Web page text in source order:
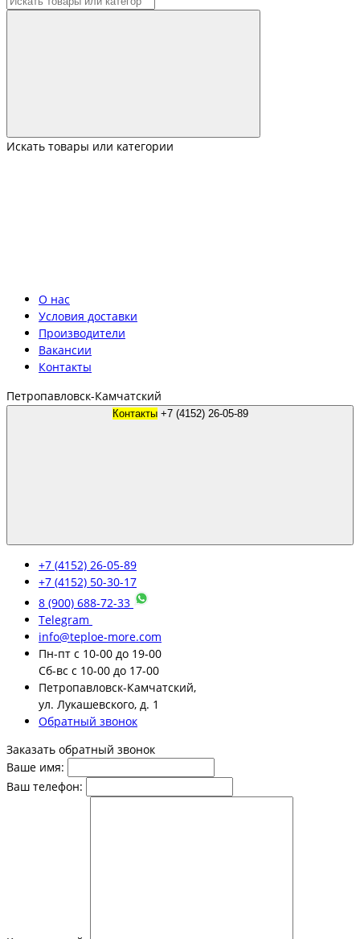
Искать товары или категории
О нас
Условия доставки
Производители
Вакансии
Контакты
Петропавловск-Камчатский
Контакты +7 (4152) 26-05-89
+7 (4152) 26-05-89
+7 (4152) 50-30-17
8 (900) 688-72-33
Telegram
info@teploe-more.com
Пн-пт с 10-00 до 19-00
Сб-вс с 10-00 до 17-00
Петропавловск-Камчатский,
ул. Лукашевского, д. 1
Обратный звонок
Заказать обратный звонок
Ваше имя:
Ваш телефон: